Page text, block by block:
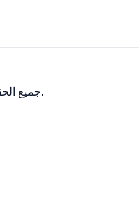
© 2026 Kalstein. جميع الحقوق محفوظة.